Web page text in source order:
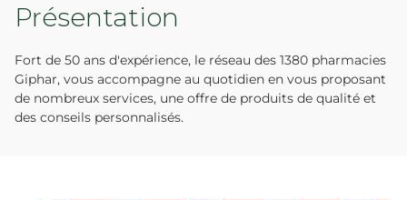
Présentation
Fort de 50 ans d'expérience, le réseau des 1380 pharmacies
Giphar, vous accompagne au quotidien en vous proposant
de nombreux services, une offre de produits de qualité et
des conseils personnalisés.